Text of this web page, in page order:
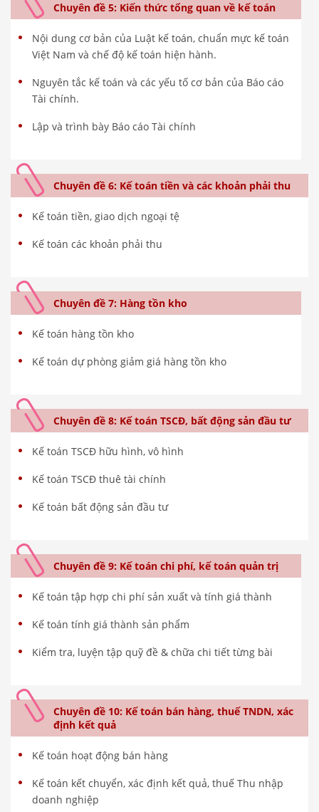
Chuyên đề 5: Kiến thức tổng quan về kế toán
Nội dung cơ bản của Luật kế toán, chuẩn mực kế toán
Việt Nam và chế độ kế toán hiện hành.
Nguyên tắc kế toán và các yếu tố cơ bản của Báo cáo
Tài chính.
Lập và trình bày Báo cáo Tài chính
Chuyên đề 6: Kế toán tiền và các khoản phải thu
Kế toán tiền, giao dịch ngoại tệ
Kế toán các khoản phải thu
Chuyên đề 7: Hàng tồn kho
Kế toán hàng tồn kho
Kế toán dự phòng giảm giá hàng tồn kho
Chuyên đề 8: Kế toán TSCĐ, bất động sản đầu tư
Kế toán TSCĐ hữu hình, vô hình
Kế toán TSCĐ thuê tài chính
Kế toán bất động sản đầu tư
Chuyên đề 9: Kế toán chi phí, kế toán quản trị
Kế toán tập hợp chi phí sản xuất và tính giá thành
Kế toán tính giá thành sản phẩm
Kiểm tra, luyện tập quỹ đề & chữa chi tiết từng bài
Chuyên đề 10: Kế toán bán hàng, thuế TNDN, xác
định kết quả
Kế toán hoạt động bán hàng
Kế toán kết chuyển, xác định kết quả, thuế Thu nhập
doanh nghiệp